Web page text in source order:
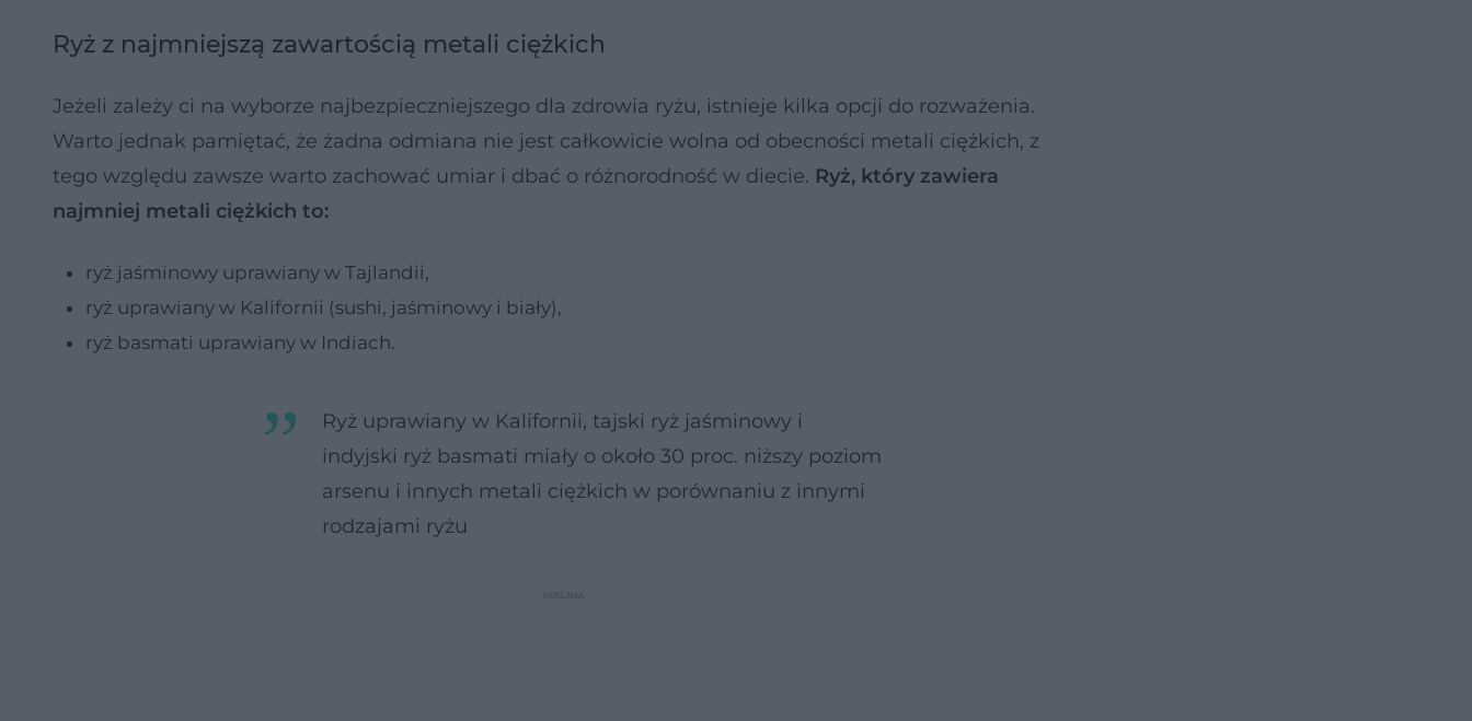
Ryż z najmniejszą zawartością metali ciężkich
Jeżeli zależy ci na wyborze najbezpieczniejszego dla zdrowia ryżu, istnieje kilka opcji do rozważenia.
Warto jednak pamiętać, że żadna odmiana nie jest całkowicie wolna od obecności metali ciężkich, z
tego względu zawsze warto zachować umiar i dbać o różnorodność w diecie. Ryż, który zawiera
najmniej metali ciężkich to:
ryż jaśminowy uprawiany w Tajlandii,
ryż uprawiany w Kalifornii (sushi, jaśminowy i biały),
ryż basmati uprawiany w Indiach.
Ryż uprawiany w Kalifornii, tajski ryż jaśminowy i
indyjski ryż basmati miały o około 30 proc. niższy poziom
arsenu i innych metali ciężkich w porównaniu z innymi
rodzajami ryżu